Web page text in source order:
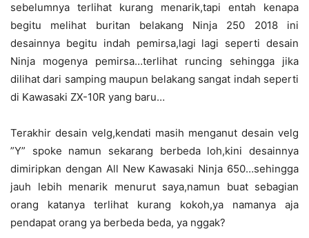
sebelumnya terlihat kurang menarik,tapi entah kenapa
begitu melihat buritan belakang Ninja 250 2018 ini
desainnya begitu indah pemirsa,lagi lagi seperti desain
Ninja mogenya pemirsa…terlihat runcing sehingga jika
dilihat dari samping maupun belakang sangat indah seperti
di Kawasaki ZX-10R yang baru…
Terakhir desain velg,kendati masih menganut desain velg
”Y” spoke namun sekarang berbeda loh,kini desainnya
dimiripkan dengan All New Kawasaki Ninja 650…sehingga
jauh lebih menarik menurut saya,namun buat sebagian
orang katanya terlihat kurang kokoh,ya namanya aja
pendapat orang ya berbeda beda, ya nggak?